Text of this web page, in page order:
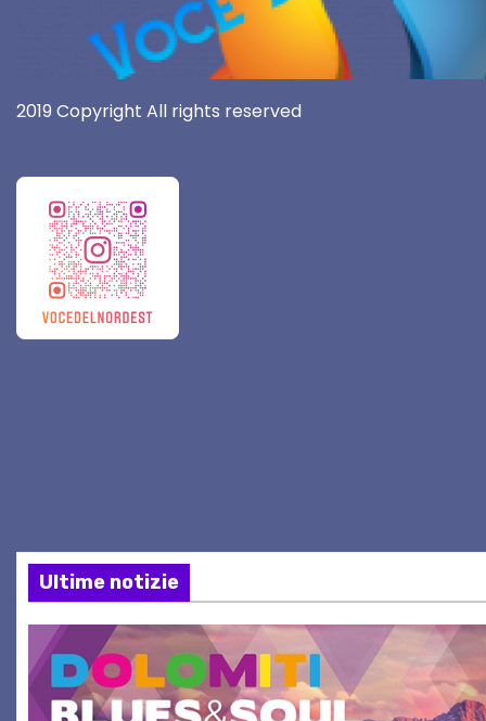
2019 Copyright All rights reserved
Ultime notizie